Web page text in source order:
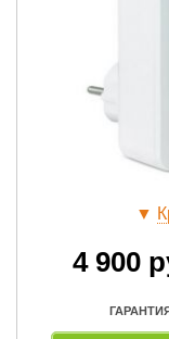
▼
4 900